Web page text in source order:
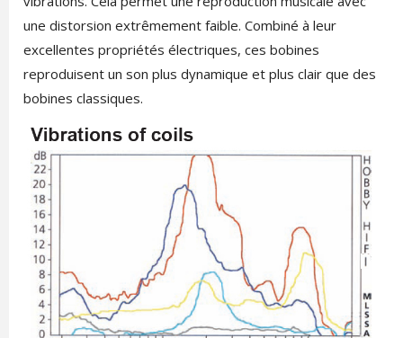
une distorsion extrêmement faible. Combiné à leur
excellentes propriétés électriques, ces bobines
reproduisent un son plus dynamique et plus clair que des
bobines classiques.